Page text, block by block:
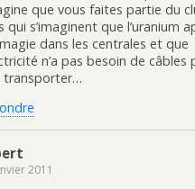
que vous faites partie du
qui s’imaginent que l’uranium
dans les centrales et que
n’a pas besoin de câbles
transporter…
2011